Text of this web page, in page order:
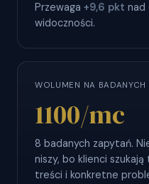
Przewaga +9,6 pkt nad
widoczności.
WOLUMEN NA BADANYCH
1100/mc
8 badanych zapytań.
niszy, bo klienci
treści i konkretne